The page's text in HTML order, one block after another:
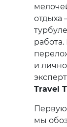
отдыха
и
Travel
Первую
мы